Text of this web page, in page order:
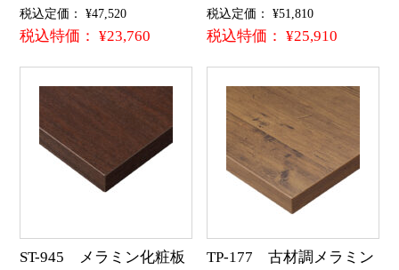
税込定価： ¥47,520
税込特価： ¥23,760
税込定価： ¥51,810
税込特価： ¥25,910
ST-945 メラミン化粧板
TP-177 古材調メラミン